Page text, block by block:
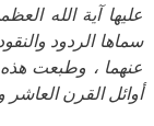
عليها آية الله
سماها الردود
عنهما ، وطبعت
أوائل القرن العاشر